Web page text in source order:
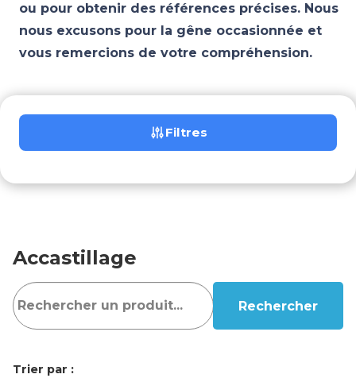
ou pour obtenir des références précises. Nous
nous excusons pour la gêne occasionnée et
vous remercions de votre compréhension.
Filtres
Accastillage
Rechercher
Trier par :